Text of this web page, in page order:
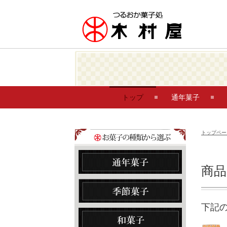
トップ 通年菓子
トップペ
商
下記